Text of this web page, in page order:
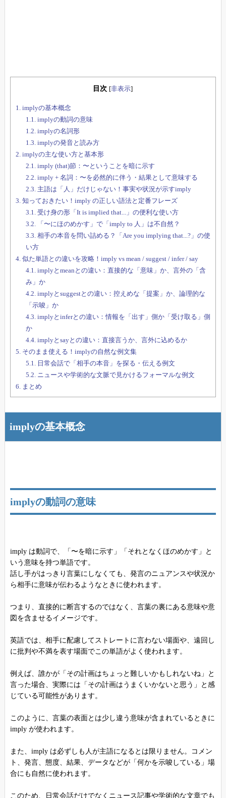
目次 [非表示]
1. implyの基本概念
1.1. implyの動詞の意味
1.2. implyの名詞形
1.3. implyの発音と読み方
2. implyの主な使い方と基本形
2.1. imply (that)節：〜ということを暗に示す
2.2. imply + 名詞：〜を必然的に伴う・結果として意味する
2.3. 主語は「人」だけじゃない！事実や状況が示すimply
3. 知っておきたい！imply の正しい語法と定番フレーズ
3.1. 受け身の形「It is implied that...」の便利な使い方
3.2.
「〜にほのめかす」で「imply to 人」は不自然？
3.3. 相手の本音を問い詰める？「Are you implying that...?」の使
い方
4. 似た単語との違いを攻略！imply vs mean / suggest / infer / say
4.1. implyとmeanとの違い：直接的な「意味」か、言外の「含
み」か
4.2. implyとsuggestとの違い：控えめな「提案」か、論理的な
「示唆」か
4.3. implyとinferとの違い：情報を「出す」側か「受け取る」側
か
4.4. implyとsayとの違い：直接言うか、言外に込めるか
5. そのまま使える！implyの自然な例文集
5.1.
日常会話で「相手の本音」を探る・伝える例文
5.2. ニュースや学術的な文脈で見かけるフォーマルな例文
6.
まとめ
implyの基本概念
implyの動詞の意味
imply は動詞で、「〜を暗に示す」「それとなくほのめかす」と
いう意味を持つ単語です。
話し手がはっきり言葉にしなくても、発言のニュアンスや状況か
ら相手に意味が伝わるようなときに使われます。
つまり、直接的に断言するのではなく、言葉の裏にある意味や意
図を含ませるイメージです。
英語では、相手に配慮してストレートに言わない場面や、遠回し
に批判や不満を表す場面でこの単語がよく使われます。
例えば、誰かが「その計画はちょっと難しいかもしれないね」と
言った場合、実際には「その計画はうまくいかないと思う」と感
じている可能性があります。
このように、言葉の表面とは少し違う意味が含まれているときに
imply が使われます。
また、imply は必ずしも人が主語になるとは限りません。コメン
ト、発言、態度、結果、データなどが「何かを示唆している」場
合にも自然に使われます。
このため、日常会話だけでなくニュース記事や学術的な文章でも